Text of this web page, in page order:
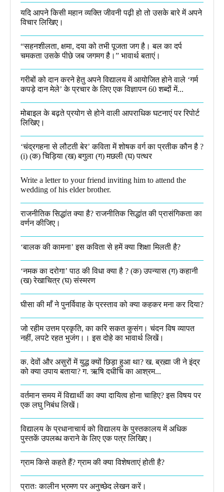
यदि आपने किसी महान व्यक्ति जीवनी पढ़ी हो तो उसके बारे में अपने
विचार लिखिए।
“सहनशीलता, क्षमा, दया को तभी पूजता जग है। बल का दर्प
चमकता उसके पीछे जब जगमग है।”​ भावार्थ बताएं।
गरीबों को दान करने हेतु अपने विद्यालय में आयोजित होने वाले ‘गर्म
कपड़े दान मेले’ के प्रचार के लिए एक विज्ञापन 60 शब्दों में...
मोबाइल के बढ़ते प्रयोग से होने वाली आपराधिक घटनाएं पर रिपोर्ट
लिखिए।
‘चंद्रगहना से लौटती बेर’ कविता में शोषक वर्ग का प्रतीक कौन है ?
(i) (क) चिड़िया (ख) बगुला (ग) मछली (घ) पत्थर
Write a letter to your friend inviting him to attend the
wedding of his elder brother.
राजनीतिक सिद्धांत क्या है? राजनीतिक सिद्धांत की प्रासंगिकता का
वर्णन कीजिए।
‘बालक की कामना’ इस कविता से हमें क्या शिक्षा मिलती है?
‘नमक का दरोगा’ पाठ की विधा क्या है ? (क) उपन्यास (ग) कहानी
(ख) रेखाचित्र (घ) संस्मरण​
घीसा की माँ ने पुनर्विवाह के प्रस्ताव को क्या कहकर मना कर दिया?
जो रहीम उत्तम प्रकृति, का करि सकत कुसंग। चंदन विष व्यापत
नहीं, लपटे रहत भुजंग।। इस दोहे का भावार्थ लिखें।
क. देवों और असुरों में युद्ध क्यों छिड़ा हुआ था? ख. ब्रह्मा जी ने इंद्र
को क्या उपाय बताया? ग. ऋषि दधीचि का आश्रम...
वर्तमान समय में विद्यार्थी का क्या दायित्व होना चाहिए? इस विषय पर
एक लघु निबंध लिखें।
विद्यालय के प्रधानाचार्य को विद्यालय के पुस्तकालय में अधिक
पुस्तकें उपलब्ध कराने के लिए एक पत्र लिखिए।
ग्राम किसे कहते हैं? ग्राम की क्या विशेषताएं होती है?​
प्रातः कालीन भ्रमण पर अनुच्छेद लेखन करें।